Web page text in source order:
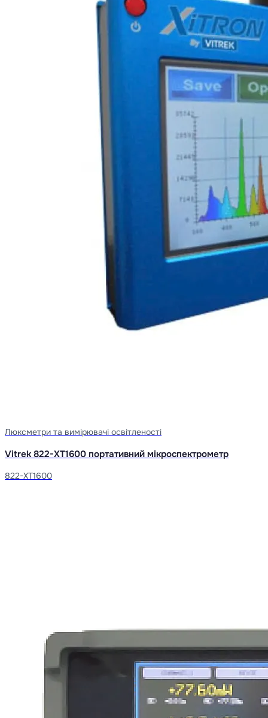
Люксметри та вимірювачі освітленості
Vitrek 822-XT1600 портативний мікроспектрометр
822-XT1600